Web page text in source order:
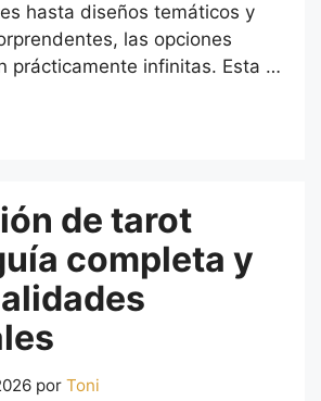
hasta diseños temáticos y
las opciones
prácticamente infinitas. Esta …
de tarot
completa y
por Toni